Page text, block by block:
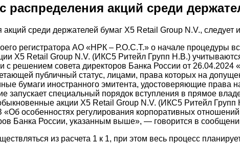
акций среди
среди держателей бумаг X5 Retail Group N.V., следует
регистратора АО «НРК – Р.О.С.Т.» о начале процедуры
X5 Retail Group N.V. (ИКС5 Ритейл Групп Н.В.)
с решением совета директоров Банка России от
публичный статус, лицами, права которых на
бумаги иностранного эмитента, удостоверяющие права
запускает специальный порядок вступления в прямое
акции X5 Retail Group N.V. (ИКС5 Ритейл Групп
особенностях регулирования корпоративных
Банка России, указанным выше», — говорится в
из расчета 1 к 1, при этом весь процесс